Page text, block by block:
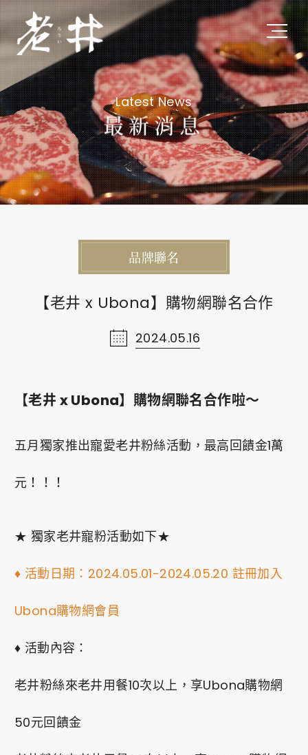
關於老井
About Us
私たちについて
最新消息
Latest News
関連ブランド
線上購物
ショッピング
聯絡我們
お問い合わせ
網站導覽
ウェブサイトマップ
PRIVACY FACEBOOK INSTAGRAM
Latest News
最新消息
品牌聯名
【老井 x Ubona】購物網聯名合作
2024.05.16
【老井 x Ubona】購物網聯名合作啦～
五月獨家推出寵愛老井粉絲活動，最高回饋金1萬
元！！！
★ 獨家老井寵粉活動如下★
♦ 活動日期：2024.05.01-2024.05.20 註冊加入
Ubona購物網會員
♦ 活動內容：
老井粉絲來老井用餐10次以上，享Ubona購物網
50元回饋金